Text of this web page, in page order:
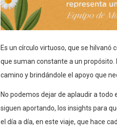
Es un círculo virtuoso, que se
que suman constante a un propósito.
camino y brindándole el apoyo que
No podemos dejar de aplaudir a
siguen aportando, los insights para
el día a día, en este viaje, que hace